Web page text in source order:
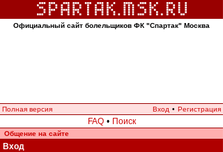
Официальный сайт болельщиков ФК "Спартак" Москва
Полная версия Вход • Регистрация
FAQ • Поиск
Общение на сайте
Вход